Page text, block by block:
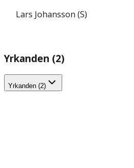
Lars Johansson (S)
Yrkanden (2)
Yrkanden (2)